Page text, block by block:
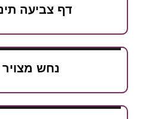
דף צביעה תינוק ולבבות
נחש מצויר לצביעה